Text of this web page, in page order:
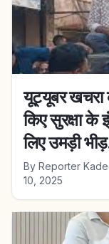
यूट्यूबर खचरा
किए सुरक्षा
लिए उमड़ी
By Reporter
10, 2025